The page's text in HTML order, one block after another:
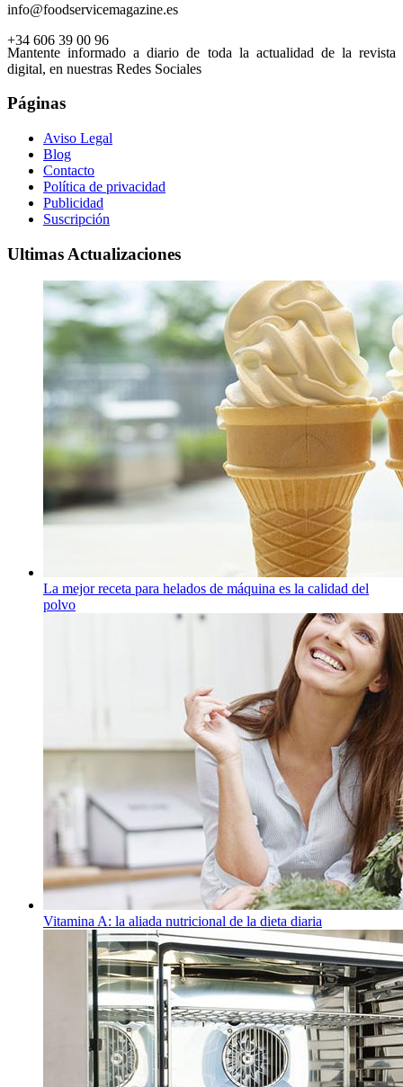
info@foodservicemagazine.es
+34 606 39 00 96
Mantente informado a diario de toda la actualidad de la revista
digital, en nuestras Redes Sociales
Páginas
Aviso Legal
Blog
Contacto
Política de privacidad
Publicidad
Suscripción
Ultimas Actualizaciones
La mejor receta para helados de máquina es la calidad del
polvo
Vitamina A: la aliada nutricional de la dieta diaria